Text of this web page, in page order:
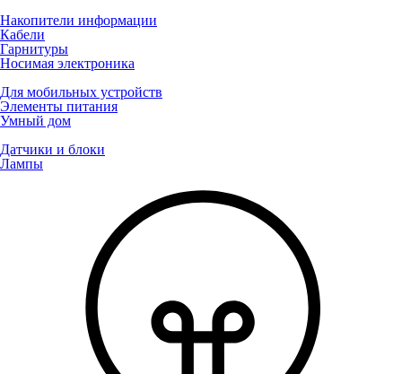
Накопители информации
Кабели
Гарнитуры
Носимая электроника
Для мобильных устройств
Элементы питания
Умный дом
Датчики и блоки
Лампы